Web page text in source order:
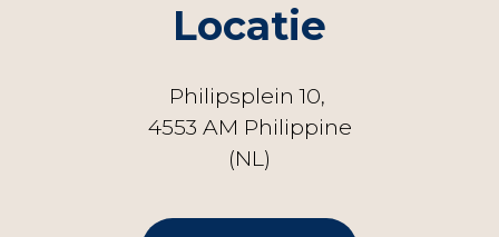
Locatie
Philipsplein 10,
4553 AM Philippine
(NL)